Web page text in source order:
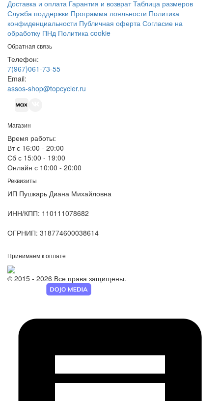
Доставка и оплата Гарантия и возврат Таблица размеров
Служба поддержки Программа лояльности Политика
конфиденциальности Публичная оферта Согласие на
обработку ПНд Политика cookie
Обратная связь
Телефон:
7(967)061-73-55
Email:
assos-shop@topcycler.ru
Магазин
Время работы:
Вт с 16:00 - 20:00
Сб с 15:00 - 19:00
Онлайн с 10:00 - 20:00
Реквизиты
ИП Пушкарь Диана Михайловна
ИНН/КПП: 110111078682
ОГРНИП: 318774600038614
Принимаем к оплате
© 2015 - 2026 Все права защищены.